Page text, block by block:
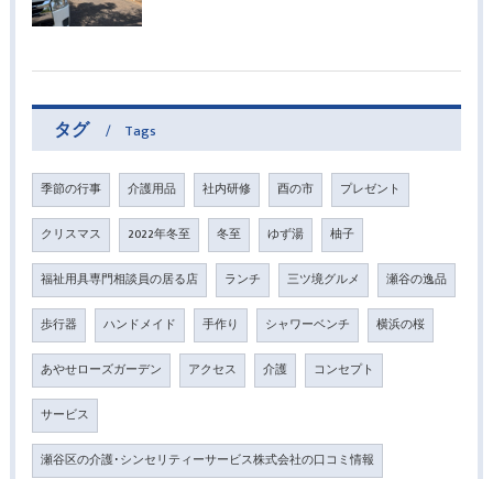
タグ Tags
季節の行事 介護用品 社内研修 酉の市 プレゼント
クリスマス 2022年冬至 冬至 ゆず湯 柚子
福祉用具専門相談員の居る店 ランチ 三ツ境グルメ 瀬谷の逸品
歩行器 ハンドメイド 手作り シャワーベンチ 横浜の桜
あやせローズガーデン アクセス 介護 コンセプト
サービス
瀬谷区の介護･シンセリティーサービス株式会社の口コミ情報